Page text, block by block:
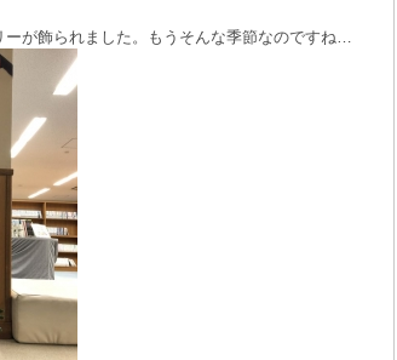
ーが飾られました。もうそんな季節なのですね…